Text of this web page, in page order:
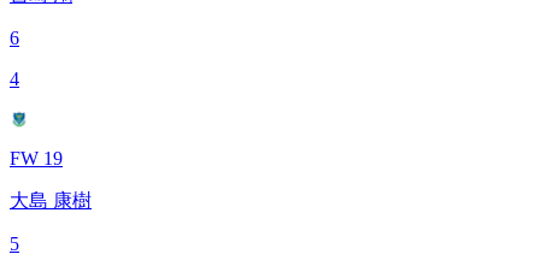
6
4
FW 19
大島 康樹
5